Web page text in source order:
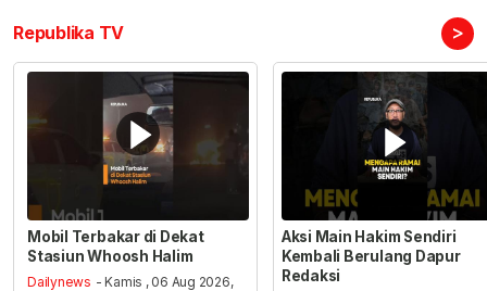
Republika TV >
Mobil Terbakar di Dekat
Stasiun Whoosh Halim
Dailynews - Kamis , 06 Aug 2026,
Aksi Main Hakim Sendiri
Kembali Berulang Dapur
Redaksi